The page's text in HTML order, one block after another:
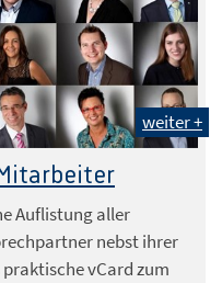
weiter +
Auflistung aller
nebst ihrer
vCard zum